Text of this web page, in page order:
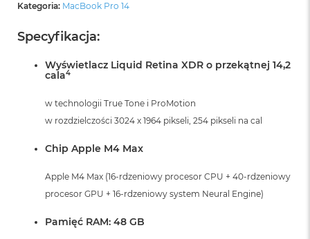
Kategoria: MacBook Pro 14
Specyfikacja:
Wyświetlacz Liquid Retina XDR o przekątnej 14,2
cala4
w technologii True Tone i ProMotion
w rozdzielczości 3024 x 1964 pikseli, 254 pikseli na cal
Chip Apple M4 Max
Apple M4 Max (16-rdzeniowy procesor CPU + 40-rdzeniowy
procesor GPU + 16-rdzeniowy system Neural Engine)
Pamięć RAM: 48 GB